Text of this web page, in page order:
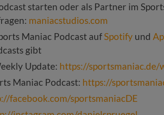
starten oder als Partner im
maniacstudios.com
Maniac Podcast aufSpotify und
gibt
Update: https://sportsmaniac.de/
Maniac Podcast: https://
facebook.com/sportsmaniacDE